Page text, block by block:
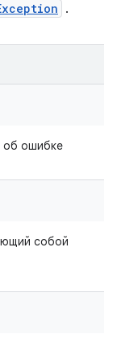
.
об ошибке
собой